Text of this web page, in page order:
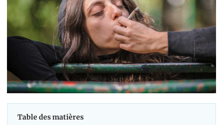
Table des matières